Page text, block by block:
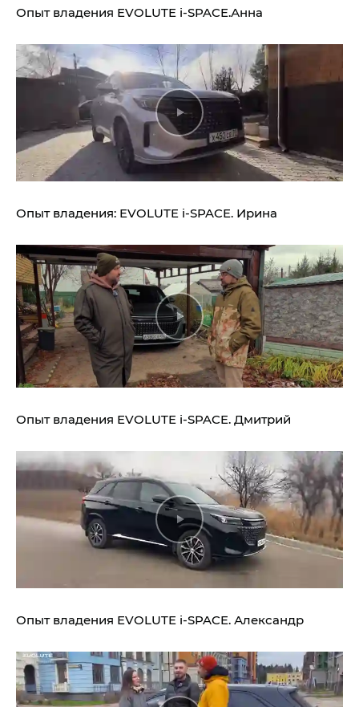
Опыт владения EVOLUTE i‑SPACE.Анна
Опыт владения: EVOLUTE i‑SPACE. Ирина
Опыт владения EVOLUTE i‑SPACE. Дмитрий
Опыт владения EVOLUTE i‑SPACE. Александр